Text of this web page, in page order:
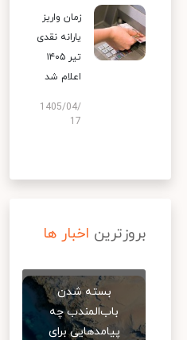
زمان واریز
یارانه نقدی
تیر ۱۴۰۵
اعلام شد
1405/04/
17
بروزترین اخبار ها
بسته شدن
باب‌المندب چه
پیامدهایی برای